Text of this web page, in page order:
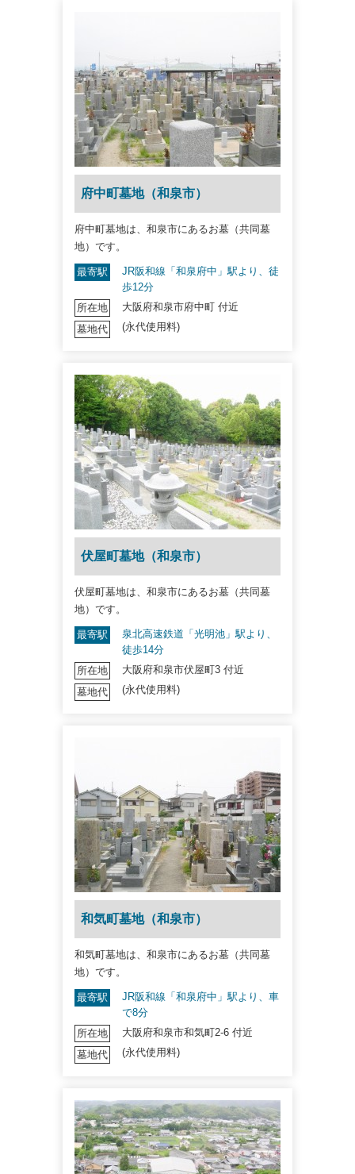
府中町墓地（和泉市）
府中町墓地は、和泉市にあるお墓（共同墓
地）です。
最寄駅
JR阪和線「和泉府中」駅より、徒
歩12分
所在地
大阪府和泉市府中町 付近
墓地代
(永代使用料)
伏屋町墓地（和泉市）
伏屋町墓地は、和泉市にあるお墓（共同墓
地）です。
最寄駅
泉北高速鉄道「光明池」駅より、
徒歩14分
所在地
大阪府和泉市伏屋町3 付近
墓地代
(永代使用料)
和気町墓地（和泉市）
和気町墓地は、和泉市にあるお墓（共同墓
地）です。
最寄駅
JR阪和線「和泉府中」駅より、車
で8分
所在地
大阪府和泉市和気町2-6 付近
墓地代
(永代使用料)